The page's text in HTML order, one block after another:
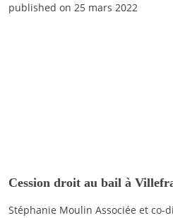
published on 25 mars 2022
Cession droit au bail à
Stéphanie Moulin Associée et co-